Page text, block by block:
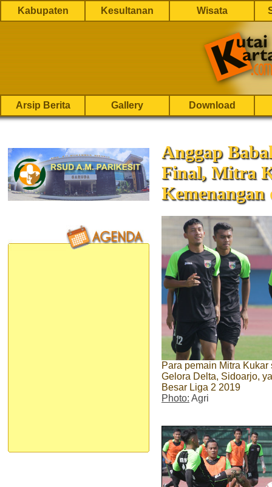
Kabupaten Kesultanan Wisata
Arsip Berita Gallery Download
Anggap
Final, Mitra
Kemenangan
Para pemain Mitra
Gelora Delta, Sidoarjo,
Besar Liga 2 2019
Photo: Agri